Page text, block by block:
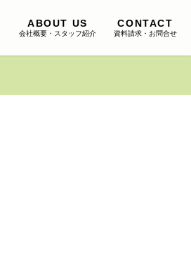
ABOUT US
会社概要・スタッフ紹介
CONTACT
資料請求・お問合せ